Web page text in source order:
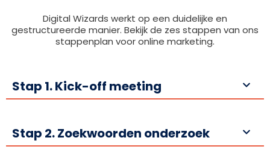
Digital Wizards werkt op een duidelijke en
gestructureerde manier. Bekijk de zes stappen van ons
stappenplan voor online marketing.
Stap 1. Kick-off meeting
Stap 2. Zoekwoorden onderzoek